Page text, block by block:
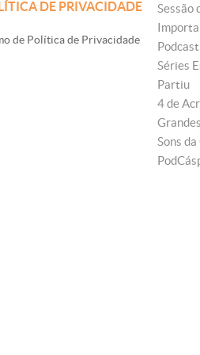
DE PRIVACIDADE
de Política de Privacidade
Sessão
Séries
Partiu
4 de
Sons